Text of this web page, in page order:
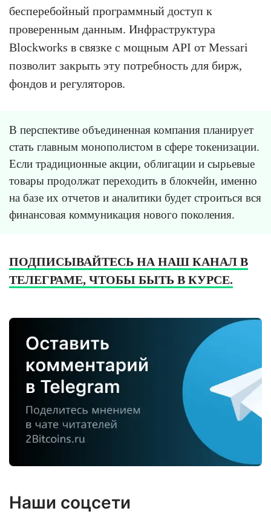
бесперебойный программный доступ к
проверенным данным. Инфраструктура
Blockworks в связке с мощным API от Messari
позволит закрыть эту потребность для бирж,
фондов и регуляторов.
В перспективе объединенная компания планирует
стать главным монополистом в сфере токенизации.
Если традиционные акции, облигации и сырьевые
товары продолжат переходить в блокчейн, именно
на базе их отчетов и аналитики будет строиться вся
финансовая коммуникация нового поколения.
ПОДПИСЫВАЙТЕСЬ НА НАШ КАНАЛ В
ТЕЛЕГРАМЕ, ЧТОБЫ БЫТЬ В КУРСЕ.
Наши соцсети